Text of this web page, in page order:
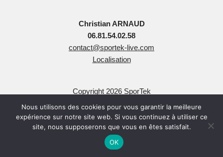
Christian ARNAUD
06.81.54.02.58
contact@sportek-live.com
Localisation
Copyright 2026 SporTek
Tous Droits Réservés
| Propulsé par
Nous utilisons des cookies pour vous garantir la meilleure
expérience sur notre site web. Si vous continuez à utiliser ce
site, nous supposerons que vous en êtes satisfait.
OK